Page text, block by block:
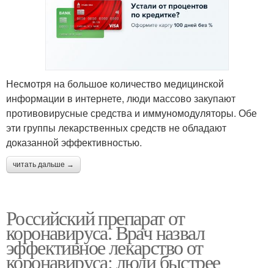
Несмотря на большое количество медицинской
информации в интернете, люди массово закупают
противовирусные средства и иммуномодуляторы. Обе
эти группы лекарственных средств не обладают
доказанной эффективностью.
читать дальше →
Российский препарат от
коронавируса. Врач назвал
эффективное лекарство от
коронавируса: люди быстрее